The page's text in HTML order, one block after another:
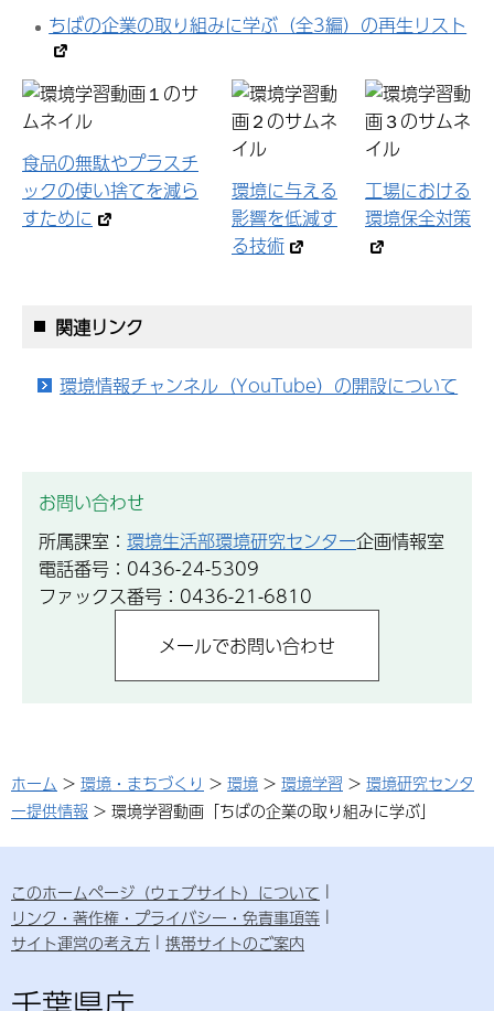
ちばの企業の取り組みに学ぶ（全3編）の再生リスト
食品の無駄やプラスチ
ックの使い捨てを減ら
すために
環境に与える
影響を低減す
る技術
工場における
環境保全対策
関連リンク
環境情報チャンネル（YouTube）の開設について
お問い合わせ
所属課室： 環境生活部環境研究センター企画情報室
電話番号：0436-24-5309
ファックス番号：0436-21-6810
ホーム > 環境・まちづくり > 環境 > 環境学習 > 環境研究センタ
ー提供情報 > 環境学習動画「ちばの企業の取り組みに学ぶ」
このホームページ（ウェブサイト）について
リンク・著作権・プライバシー・免責事項等
サイト運営の考え方
携帯サイトのご案内